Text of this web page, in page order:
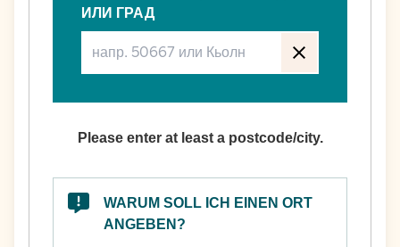
ИЛИ ГРАД
Please enter at least a postcode/city.
WARUM SOLL ICH EINEN ORT
ANGEBEN?